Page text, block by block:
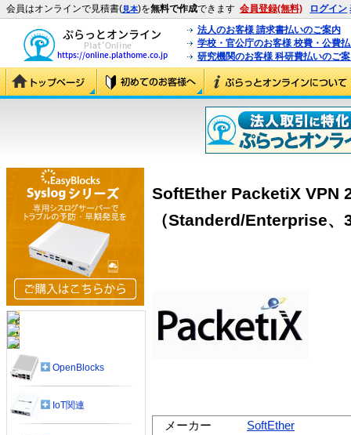
会員はオンラインで見積書(見本)を無料で作成できます 会員登録(無料) ログイン
法人のお客様 請求書払いのご案内
学校・官公庁のお客様 校費・公費
研究機関のお客様 科研費払いのご
SoftEther PacketiX VPN
（Standerd/Enterprise
メーカー
SoftEther
OpenBlocks
IoT関連